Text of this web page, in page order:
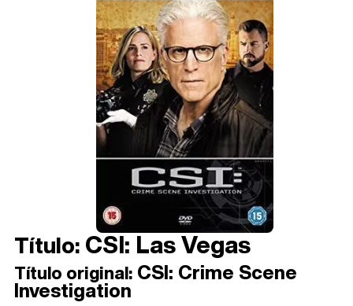
Título:CSI: Las Vegas
Título original: CSI: Crime Scene
Investigation